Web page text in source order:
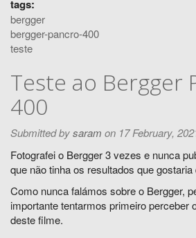
tags:
bergger
bergger-pancro-400
teste
Teste ao Bergger
400
Submitted bysaram on 17 February,
Fotografei o Bergger 3 vezes e nunca
que não tinha os resultados que gostaria
Como nunca falámos sobre o Bergger,
importante tentarmos primeiro perceber
deste filme.